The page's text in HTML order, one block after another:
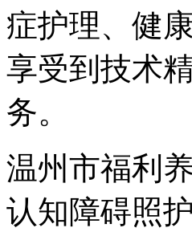
症护理、健
享受到技术
务。
温州市福利
认知障碍照